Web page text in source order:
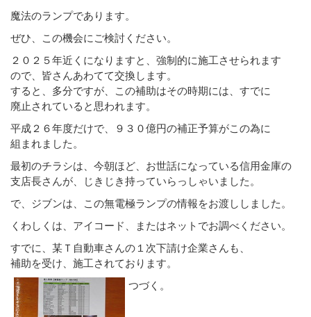
魔法のランプであります。
ぜひ、この機会にご検討ください。
２０２５年近くになりますと、強制的に施工させられます
ので、皆さんあわてて交換します。
すると、多分ですが、この補助はその時期には、すでに
廃止されていると思われます。
平成２６年度だけで、９３０億円の補正予算がこの為に
組まれました。
最初のチラシは、今朝ほど、お世話になっている信用金庫の
支店長さんが、じきじき持っていらっしゃいました。
で、ジブンは、この無電極ランプの情報をお渡ししました。
くわしくは、アイコード、またはネットでお調べください。
すでに、某Ｔ自動車さんの１次下請け企業さんも、
補助を受け、施工されております。
つづく。